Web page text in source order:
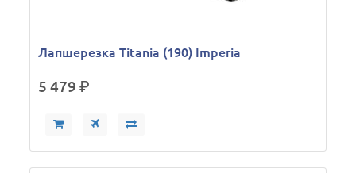
Лапшерезка Titania (190) Imperia
5 479р.